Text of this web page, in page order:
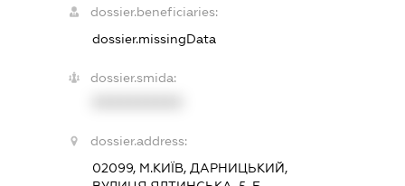
dossier.beneficiaries:
dossier.missingData
dossier.smida:
dossier.address:
02099, М.КИЇВ, ДАРНИЦЬКИЙ,